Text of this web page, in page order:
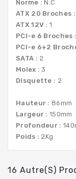
Norme :N.C
ATX 20 Broches :
ATX 12V : 1
PCI-e 6 Broches
PCI-e 6+2
SATA : 2
Molex :3
Disquette : 2
Hauteur : 86mm
Largeur : 150mm
Profondeur :
Poids : 2Kg
16 Autre(s)